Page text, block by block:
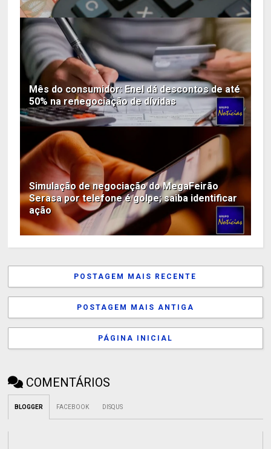
Mês do consumidor: Enel dá descontos de até
50% na renegociação de dívidas
Simulação de negociação do MegaFeirão
Serasa por telefone é golpe; saiba identificar
ação
POSTAGEM MAIS RECENTE
POSTAGEM MAIS ANTIGA
PÁGINA INICIAL
COMENTÁRIOS
BLOGGER FACEBOOK DISQUS